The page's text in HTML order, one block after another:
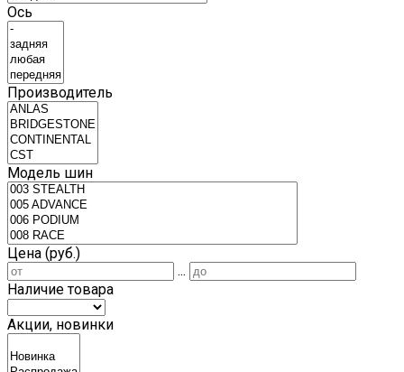
Ось
Производитель
Модель шин
Цена (руб.)
...
Наличие товара
Акции, новинки